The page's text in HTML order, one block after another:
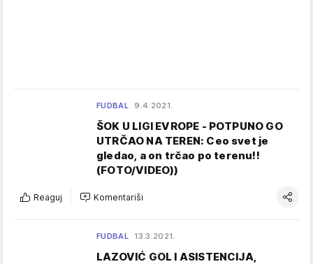
FUDBAL 9.4.2021.
ŠOK U LIGI EVROPE - POTPUNO GO
UTRČAO NA TEREN: Ceo svet je
gledao, a on trčao po terenu!!
(FOTO/VIDEO))
Reaguj Komentariši
FUDBAL 13.3.2021.
LAZOVIĆ GOL I ASISTENCIJA,